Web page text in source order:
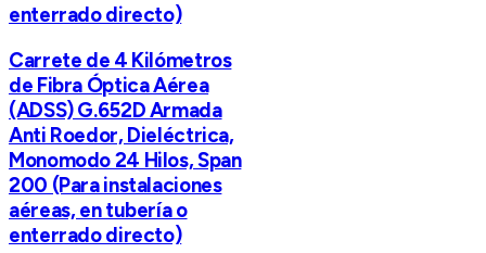
enterrado directo)
Carrete de 4 Kilómetros
de Fibra Óptica Aérea
(ADSS) G.652D Armada
Anti Roedor, Dieléctrica,
Monomodo 24 Hilos, Span
200 (Para instalaciones
aéreas, en tubería o
enterrado directo)